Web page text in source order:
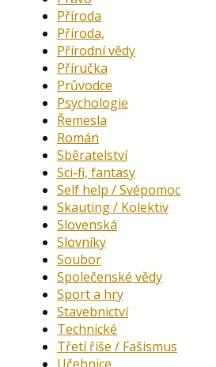
Příroda
Příroda,
Přírodní vědy
Příručka
Průvodce
Psychologie
Řemesla
Román
Sběratelství
Sci-fi, fantasy
Self help / Svépomoc
Skauting / Kolektiv
Slovenská
Slovníky
Soubor
Společenské vědy
Sport a hry
Stavebnictví
Technické
Třetí říše / Fašismus